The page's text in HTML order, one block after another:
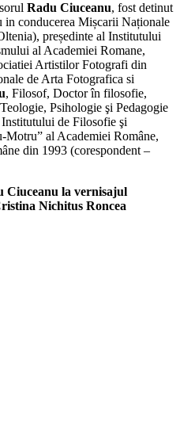
Radu Ciuceanu, fost detinut
conducerea Mișcarii Naționale
președinte al Institutului
al Academiei Romane,
Artistilor Fotografi din
de Arta Fotografica si
, Filosof, Doctor în filosofie,
Psihologie şi Pedagogie
de Filosofie şi
Motru” al Academiei Române,
din 1993 (corespondent –
Ciuceanu la vernisajul
Nichitus Roncea